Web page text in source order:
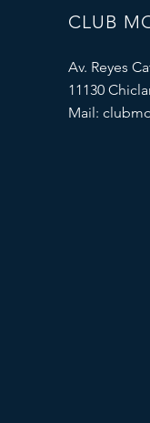
CLUB
Av. Reyes
11130
Mail: